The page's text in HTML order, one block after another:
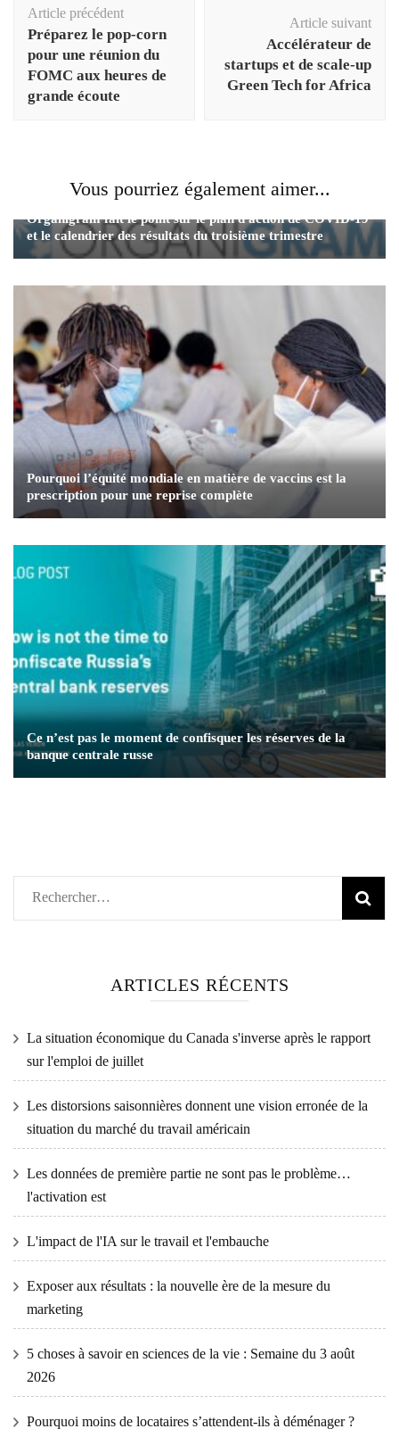
d'article
Article précédent
Préparez le pop-corn
pour une réunion du
FOMC aux heures de
grande écoute
Article suivant
Accélérateur de
startups et de scale-up
Green Tech for Africa
Vous pourriez également aimer...
Organigram fait le point sur le plan d'action de COVID-19
et le calendrier des résultats du troisième trimestre
Pourquoi l’équité mondiale en matière de vaccins est la
prescription pour une reprise complète
Ce n’est pas le moment de confisquer les réserves de la
banque centrale russe
Rechercher :
ARTICLES RÉCENTS
La situation économique du Canada s'inverse après le rapport
sur l'emploi de juillet
Les distorsions saisonnières donnent une vision erronée de la
situation du marché du travail américain
Les données de première partie ne sont pas le problème…
l'activation est
L'impact de l'IA sur le travail et l'embauche
Exposer aux résultats : la nouvelle ère de la mesure du
marketing
5 choses à savoir en sciences de la vie : Semaine du 3 août
2026
Pourquoi moins de locataires s’attendent-ils à déménager ?